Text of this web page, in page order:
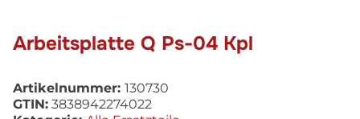
Arbeitsplatte Q Ps-04 Kpl
Artikelnummer: 130730
GTIN: 3838942274022